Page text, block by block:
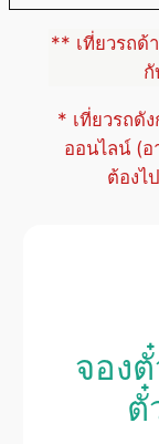
** เที่ยวรถด้
* เที่ยวรถดั
ออนไลน์ (อ
ต้องไ
จอง
ตั๋